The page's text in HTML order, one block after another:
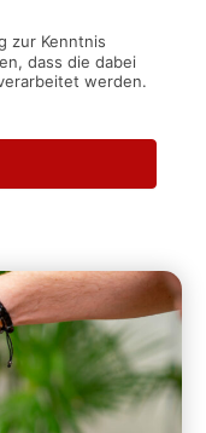
zur Kenntnis
dass die dabei
werden.